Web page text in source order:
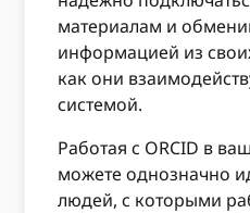
материалам и
информацией из
как они
системой.
Работая с ORCID в
можете однозначно
людей, с которыми